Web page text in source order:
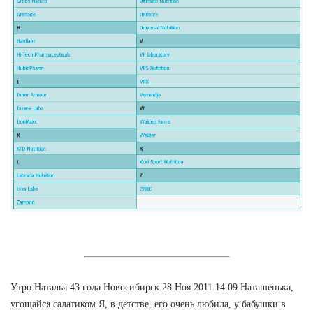
Утро Наталья 43 года Новосибирск 28 Ноя 2011 14:09 Наташенька,
угощайся салатиком Я, в детстве, его очень любила, у бабушки в